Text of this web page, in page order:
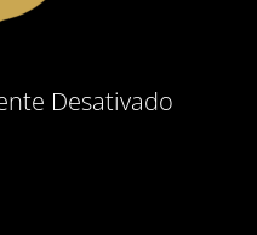
Desativado